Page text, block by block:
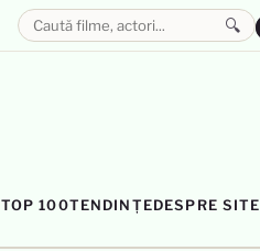
TOP 100TENDINȚEDESPRE SITE
🔍